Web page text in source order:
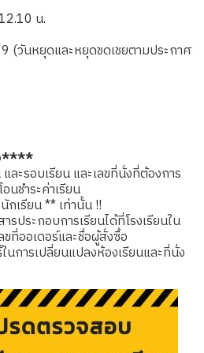
น.
(วันหยุดและหยุดชดเชยตามประกาศ
****
ะรอบเรียน และเลขที่นั่งที่ต้องการ
นชำระค่าเรียน
กเรียน ** เท่านั้น !!
รประกอบการเรียนได้ที่โรงเรียนใน
ขที่ออเดอร์และชื่อผู้สั่งซื้อ
นการเปลี่ยนแปลงห้องเรียนและที่นั่ง